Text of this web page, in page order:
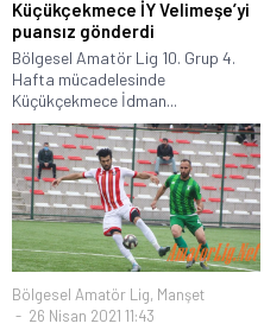
Küçükçekmece İY Velimeşe’yi
puansız gönderdi
Bölgesel Amatör Lig 10. Grup 4.
Hafta mücadelesinde
Küçükçekmece İdman...
Bölgesel Amatör Lig, Manşet
26 Nisan 2021 11:43